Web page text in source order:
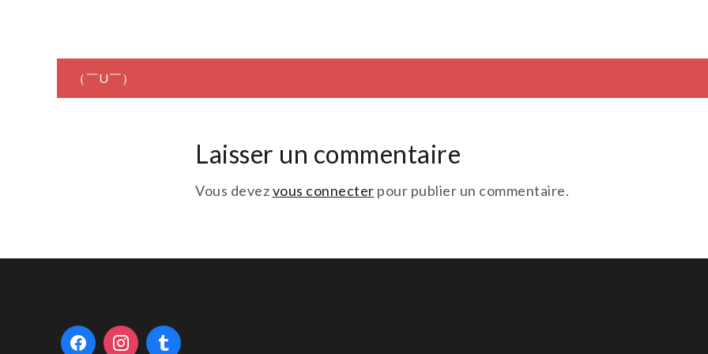
Navigation
（￣U￣）
Laisser un commentaire
Vous devezvous connecter pour publier un commentaire.